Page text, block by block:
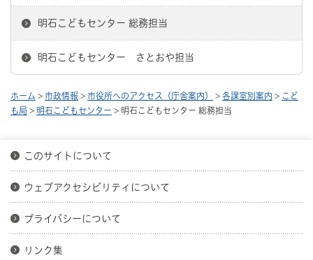
明石こどもセンター 総務担当
明石こどもセンター さとおや担当
ホーム > 市政情報 > 市役所へのアクセス（庁舎案内） > 各課室別案内 > こど
も局 > 明石こどもセンター > 明石こどもセンター 総務担当
このサイトについて
ウェブアクセシビリティについて
プライバシーについて
リンク集